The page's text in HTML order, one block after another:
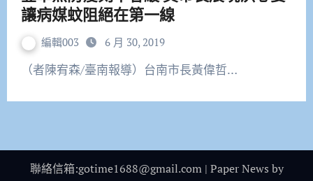
讓病媒蚊阻絕在第一線
編輯003 6 月 30, 2019
（者陳宥森/臺南報導）台南市長黃偉哲…
聯絡信箱:gotime1688@gmail.com | Paper News by